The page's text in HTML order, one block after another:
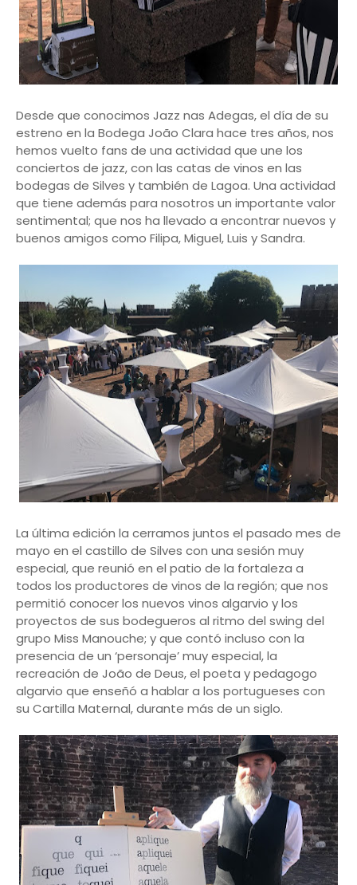
Desde que conocimos Jazz nas Adegas, el día de su
estreno en la Bodega João Clara hace tres años, nos
hemos vuelto fans de una actividad que une los
conciertos de jazz, con las catas de vinos en las
bodegas de Silves y también de Lagoa. Una actividad
que tiene además para nosotros un importante valor
sentimental; que nos ha llevado a encontrar nuevos y
buenos amigos como Filipa, Miguel, Luis y Sandra.
La última edición la cerramos juntos el pasado mes de
mayo en el castillo de Silves con una sesión muy
especial, que reunió en el patio de la fortaleza a
todos los productores de vinos de la región; que nos
permitió conocer los nuevos vinos algarvio y los
proyectos de sus bodegueros al ritmo del swing del
grupo Miss Manouche; y que contó incluso con la
presencia de un ‘personaje’ muy especial, la
recreación de João de Deus, el poeta y pedagogo
algarvio que enseñó a hablar a los portugueses con
su Cartilla Maternal, durante más de un siglo.